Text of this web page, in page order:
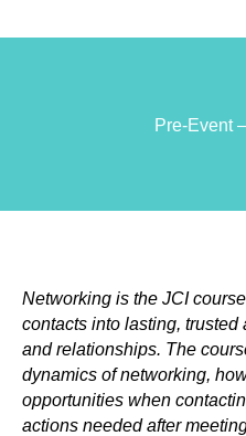
Pre-Event
Networking is the JCI
contacts into lasting,
and relationships. The
dynamics of networking,
opportunities when
actions needed after